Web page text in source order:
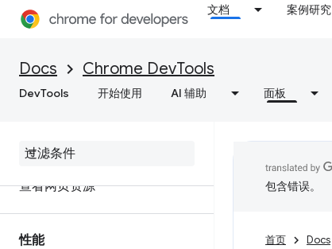
文档 案例研究
Docs Chrome DevTools
DevTools 开始使用 AI 辅助 面板
概览
功能参考资料
查看网页资源
性能
包含错误。
首页 Docs